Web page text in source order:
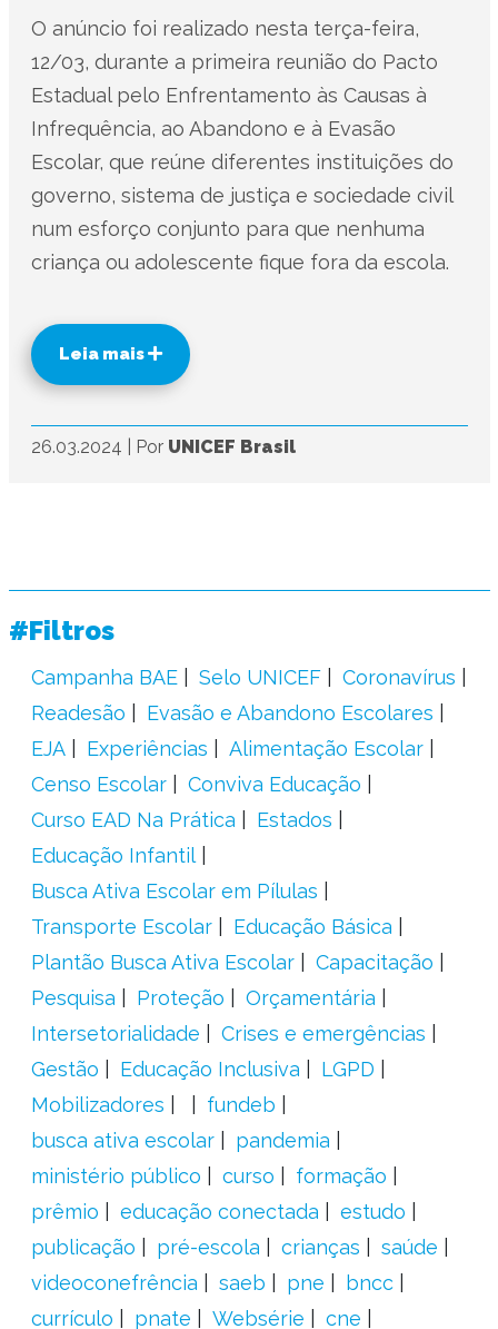
O anúncio foi realizado nesta terça-feira,
12/03, durante a primeira reunião do Pacto
Estadual pelo Enfrentamento às Causas à
Infrequência, ao Abandono e à Evasão
Escolar, que reúne diferentes instituições do
governo, sistema de justiça e sociedade civil
num esforço conjunto para que nenhuma
criança ou adolescente fique fora da escola.
Leia mais
26.03.2024 Por UNICEF Brasil
#Filtros
Campanha BAE Selo UNICEF
Coronavírus
Readesão
Evasão e Abandono Escolares
EJA
Experiências
Alimentação Escolar
Censo Escolar
Conviva Educação
Curso EAD Na Prática
Estados
Educação Infantil
Busca Ativa Escolar em Pílulas
Transporte Escolar
Educação Básica
Plantão Busca Ativa Escolar
Capacitação
Pesquisa
Proteção
Orçamentária
Intersetorialidade
Crises e emergências
Gestão
Educação Inclusiva
LGPD
Mobilizadores
fundeb
busca ativa escolar
pandemia
ministério público
curso
formação
prêmio
educação conectada
estudo
publicação
pré-escola crianças
saúde
videoconefrência
saeb pne
bncc
currículo
pnate Websérie cne